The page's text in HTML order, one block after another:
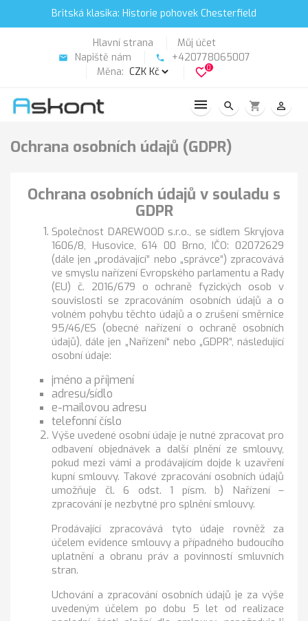
Britská klasika: Historie pohovek Chesterfield
Hlavní strana Můj účet
email Napiště nám phone
+420778065007
Měna:
favorite_border0
search shopping_cart person_outline
Ochrana osobních údajů (GDPR)
Ochrana osobních údajů v souladu s
GDPR
Společnost DAREWOOD s.r.o., se sídlem Skryjova
1606/8, Husovice, 614 00 Brno, IČO: 02072629
(dále jen „prodávající“ nebo „správce“) zpracovává
ve smyslu nařízení Evropského parlamentu a Rady
(EU) č. 2016/679 o ochraně fyzických osob v
souvislosti se zpracováním osobních údajů a o
volném pohybu těchto údajů a o zrušení směrnice
95/46/ES (obecné nařízení o ochraně osobních
údajů), dále jen „Nařízení“ nebo „GDPR“, následující
osobní údaje:
jméno a příjmení
adresu/sídlo
e-mailovou adresu
telefonní číslo
Výše uvedené osobní údaje je nutné zpracovat pro
odbavení objednávek a další plnění ze smlouvy,
pokud mezi vámi a prodávajícím dojde k uzavření
kupní smlouvy. Takové zpracování osobních údajů
umožňuje čl. 6 odst. 1 písm. b) Nařízení –
zpracování je nezbytné pro splnění smlouvy.
Prodávající zpracovává tyto údaje rovněž za
účelem evidence smlouvy a případného budoucího
uplatnění a obranu práv a povinností smluvních
stran.
Uchování a zpracování osobních údajů je za výše
uvedeným účelem po dobu 5 let od realizace